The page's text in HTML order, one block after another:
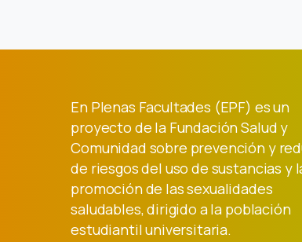
En Plenas Facultades (EPF) es un
proyecto de la Fundación Salud y
Comunidad sobre prevención y
de riesgos del uso de sustancias y
promoción de las sexualidades
saludables, dirigido a la población
estudiantil universitaria.